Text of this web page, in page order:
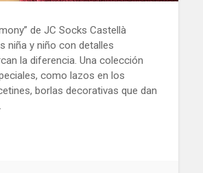
de JC Socks Castellà
niña y niño con detalles
la diferencia. Una colección
como lazos en los
borlas decorativas que dan